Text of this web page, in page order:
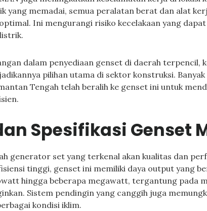
yang memadai, semua peralatan berat dan alat
Ini mengurangi risiko kecelakaan yang
dalam penyediaan genset di daerah terpencil,
pilihan utama di sektor konstruksi.
Tengah telah beralih ke genset ini untuk
Spesifikasi Genset
generator set yang terkenal akan kualitas dan
tinggi, genset ini memiliki daya output yang
hingga beberapa megawatt, tergantung pada
Sistem pendingin yang canggih juga
kondisi iklim.